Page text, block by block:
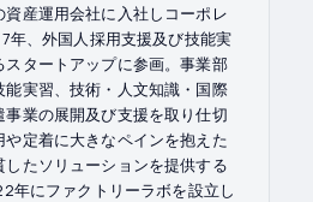
産運用会社に入社しコーポレ
年、外国人採用支援及び技能実
タートアップに参画。事業部
実習、技術・人文知識・国際
業の展開及び支援を取り仕切
定着に大きなペインを抱えた
たソリューションを提供する
年にファクトリーラボを設立し